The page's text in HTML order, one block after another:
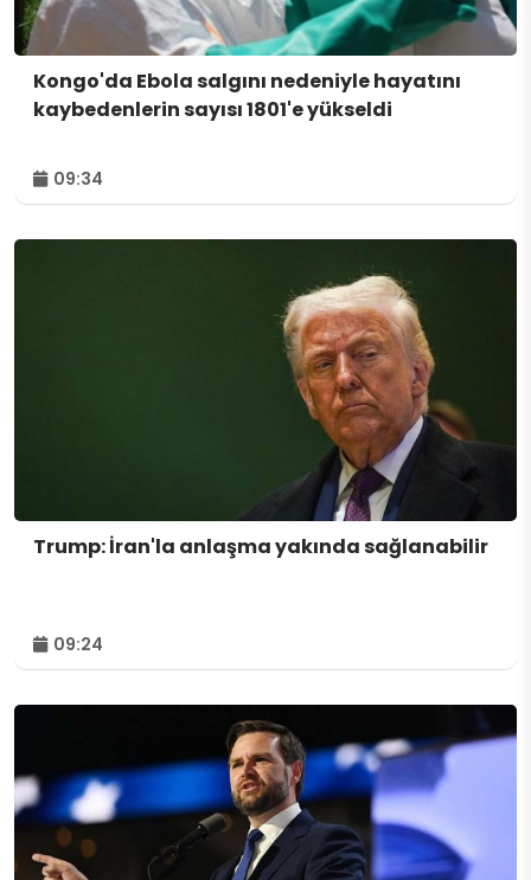
Kongo'da Ebola salgını nedeniyle hayatını
kaybedenlerin sayısı 1801'e yükseldi
09:34
Trump: İran'la anlaşma yakında sağlanabilir
09:24